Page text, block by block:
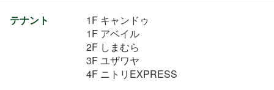
テナント
1F キャンドゥ
1F アベイル
2F しまむら
3F ユザワヤ
4F ニトリEXPRESS